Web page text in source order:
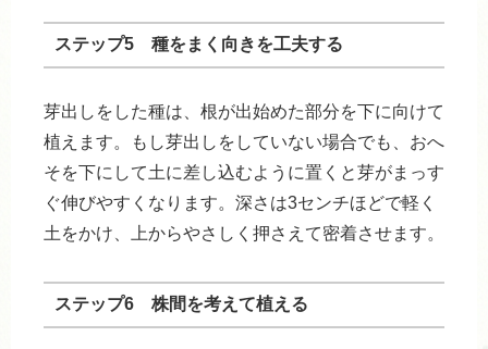
ステップ5 種をまく向きを工夫する
芽出しをした種は、根が出始めた部分を下に向けて
植えます。もし芽出しをしていない場合でも、おへ
そを下にして土に差し込むように置くと芽がまっす
ぐ伸びやすくなります。深さは3センチほどで軽く
土をかけ、上からやさしく押さえて密着させます。
ステップ6 株間を考えて植える